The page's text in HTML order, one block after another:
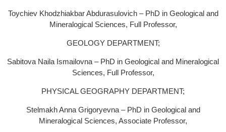
Toychiev Khodzhiakbar Abdurasulovich – PhD in Geological and
Mineralogical Sciences, Full Professor,
GEOLOGY DEPARTMENT;
Sabitova Naila Ismailovna – PhD in Geological and Mineralogical
Sciences, Full Professor,
PHYSICAL GEOGRAPHY DEPARTMENT;
Stelmakh Anna Grigoryevna – PhD in Geological and
Mineralogical Sciences, Associate Professor,